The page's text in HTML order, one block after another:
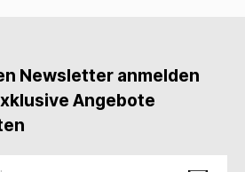
Newsletter anmelden
Angebote